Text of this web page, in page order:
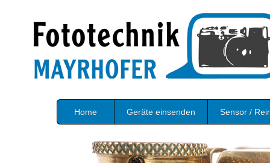
Home Geräte einsenden Sensor /